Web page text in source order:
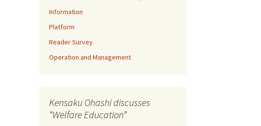
Information
Platform
Reader Survey
Operation and Management
Kensaku Ohashi discusses
“Welfare Education”